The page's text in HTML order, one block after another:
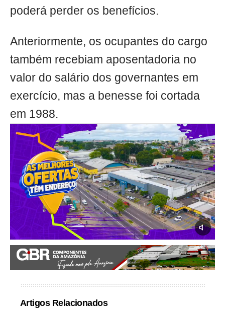
poderá perder os benefícios.
Anteriormente, os ocupantes do cargo
também recebiam aposentadoria no
valor do salário dos governantes em
exercício, mas a benesse foi cortada
em 1988.
Artigos Relacionados